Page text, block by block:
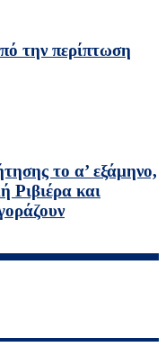
την περίπτωση
το α’ εξάμηνο,
Ριβιέρα και